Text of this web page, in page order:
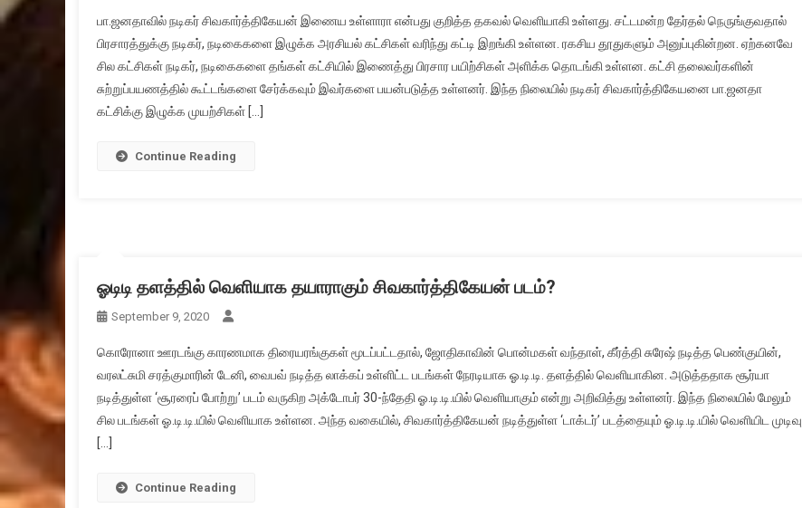
பா.ஜனதாவில் நடிகர் சிவகார்த்திகேயன் இணைய உள்ளாரா என்பது குறித்த தகவல் வெளியாகி உள்ளது. சட்டமன்ற தேர்தல் நெருங்குவதால்
பிரசாரத்துக்கு நடிகர், நடிகைகளை இழுக்க அரசியல் கட்சிகள் வரிந்து கட்டி இறங்கி உள்ளன. ரகசிய தூதுகளும் அனுப்புகின்றன. ஏற்கனவே
சில கட்சிகள் நடிகர், நடிகைகளை தங்கள் கட்சியில் இணைத்து பிரசார பயிற்சிகள் அளிக்க தொடங்கி உள்ளன. கட்சி தலைவர்களின்
சுற்றுப்பயணத்தில் கூட்டங்களை சேர்க்கவும் இவர்களை பயன்படுத்த உள்ளனர். இந்த நிலையில் நடிகர் சிவகார்த்திகேயனை பா.ஜனதா
கட்சிக்கு இழுக்க முயற்சிகள் […]
Continue Reading
ஓடிடி தளத்தில் வெளியாக தயாராகும் சிவகார்த்திகேயன் படம்?
September 9, 2020
கொரோனா ஊரடங்கு காரணமாக திரையரங்குகள் மூடப்பட்டதால், ஜோதிகாவின் பொன்மகள் வந்தாள், கீர்த்தி சுரேஷ் நடித்த பெண்குயின்,
வரலட்சுமி சரத்குமாரின் டேனி, வைபவ் நடித்த லாக்கப் உள்ளிட்ட படங்கள் நேரடியாக ஓ.டி.டி. தளத்தில் வெளியாகின. அடுத்ததாக சூர்யா
நடித்துள்ள ‘சூரரைப் போற்று’ படம் வருகிற அக்டோபர் 30-ந்தேதி ஓ.டி.டி.யில் வெளியாகும் என்று அறிவித்து உள்ளனர். இந்த நிலையில் மேலும்
சில படங்கள் ஓ.டி.டி.யில் வெளியாக உள்ளன. அந்த வகையில், சிவகார்த்திகேயன் நடித்துள்ள ‘டாக்டர்’ படத்தையும் ஓ.டி.டி.யில் வெளியிட முடிவு
[…]
Continue Reading